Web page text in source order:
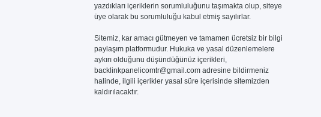
yazdıkları içeriklerin sorumluluğunu taşımakta olup, siteye
üye olarak bu sorumluluğu kabul etmiş sayılırlar.
Sitemiz, kar amacı gütmeyen ve tamamen ücretsiz bir bilgi
paylaşım platformudur. Hukuka ve yasal düzenlemelere
aykırı olduğunu düşündüğünüz içerikleri,
backlinkpanelicomtr@gmail.comadresine bildirmeniz
halinde, ilgili içerikler yasal süre içerisinde sitemizden
kaldırılacaktır.